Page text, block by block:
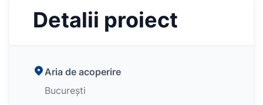
Detalii proiect
Aria de acoperire
București